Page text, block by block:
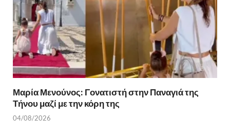
Μαρία Μενούνος: Γονατιστή στην Παναγιά της
Τήνου μαζί με την κόρη της
04/08/2026